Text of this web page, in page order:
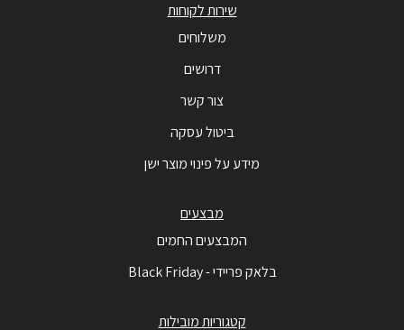
שירות לקוחות
משלוחים
דרושים
צור קשר
ביטול עסקה
מידע על פינוי מוצר ישן
מבצעים
המבצעים החמים
בלאק פריידי - Black Friday
קטגוריות מובילות